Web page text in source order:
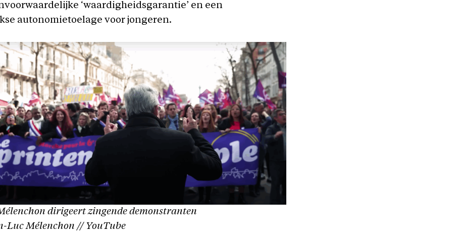
‘waardigheidsgarantie’ en een
autonomietoelage voor jongeren.
dirigeert zingende demonstranten
Luc Mélenchon // YouTube